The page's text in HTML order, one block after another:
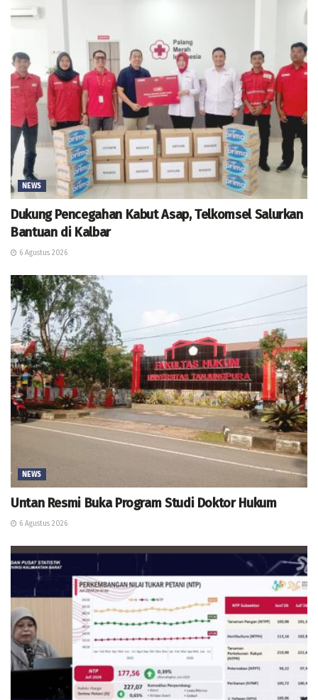
NEWS
Dukung Pencegahan Kabut Asap, Telkomsel Salurkan
Bantuan di Kalbar
6 Agustus 2026
NEWS
Untan Resmi Buka Program Studi Doktor Hukum
6 Agustus 2026